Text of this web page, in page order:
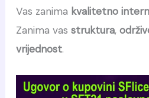
Vas zanima kvalitetno
Zanima vas struktura,
vrijednost.